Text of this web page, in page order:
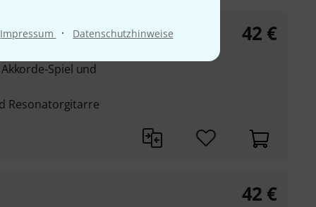
Impressum · Datenschutzhinweise
Spiel und
Resonatorgitarre
42 €
42 €